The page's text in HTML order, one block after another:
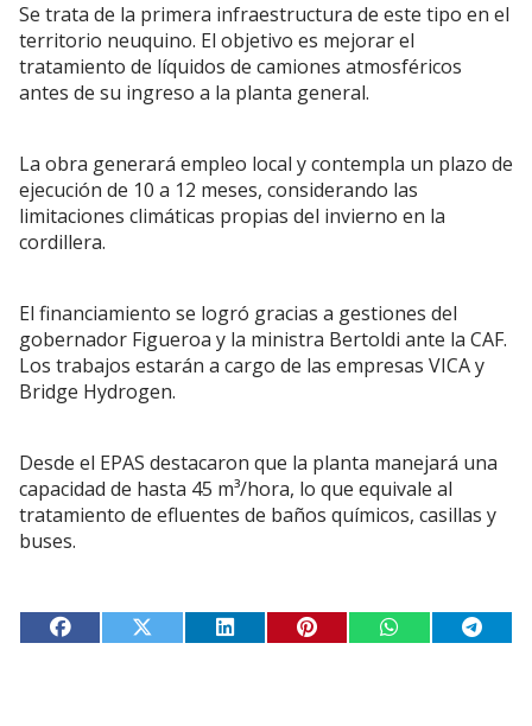
Se trata de la primera infraestructura de este tipo en el
territorio neuquino. El objetivo es mejorar el
tratamiento de líquidos de camiones atmosféricos
antes de su ingreso a la planta general.
La obra generará empleo local y contempla un plazo de
ejecución de 10 a 12 meses, considerando las
limitaciones climáticas propias del invierno en la
cordillera.
El financiamiento se logró gracias a gestiones del
gobernador Figueroa y la ministra Bertoldi ante la CAF.
Los trabajos estarán a cargo de las empresas VICA y
Bridge Hydrogen.
Desde el EPAS destacaron que la planta manejará una
capacidad de hasta 45 m³/hora, lo que equivale al
tratamiento de efluentes de baños químicos, casillas y
buses.